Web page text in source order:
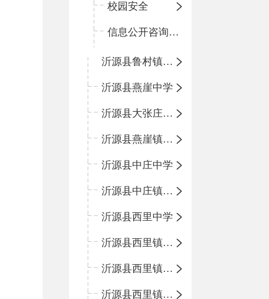
校园安全
信息公开咨询指南
沂源县鲁村镇中心小学
沂源县燕崖中学
沂源县大张庄中心学校
沂源县燕崖镇中心小学
沂源县中庄中学
沂源县中庄镇中心小学
沂源县西里中学
沂源县西里镇中心小学
沂源县西里镇柳枝峪回民小学
沂源县西里镇金星完全小学